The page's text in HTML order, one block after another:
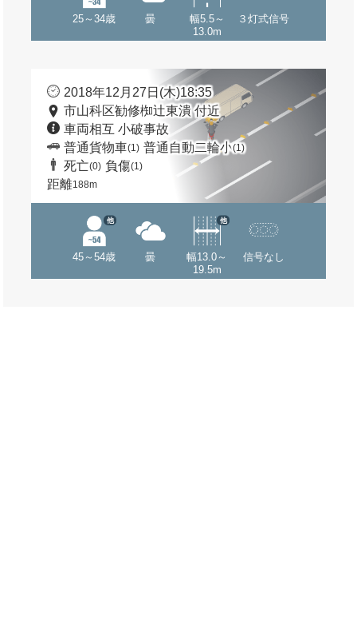
25～34歳 曇
幅5.5～
13.0m
３灯式信号
2018年12月27日(木)18:35
市山科区勧修椥辻東潰 付近
車両相互 小破事故
普通貨物車(1) 普通自動二輪小(1)
死亡(0) 負傷(1)
距離188m
45～54歳
他
曇
幅13.0～
19.5m
他
信号なし